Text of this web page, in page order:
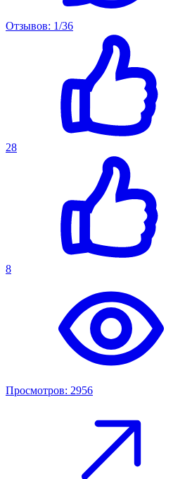
Отзывов: 1/36
28
8
Просмотров: 2956